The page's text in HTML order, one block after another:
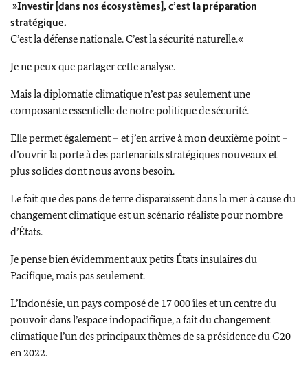
»Investir [dans nos écosystèmes], c’est la préparation
stratégique.
C’est la défense nationale.C’est la sécurité naturelle.«
Je ne peux que partager cette analyse.
Mais la diplomatie climatique n’est pas seulement une
composante essentielle de notre politique de sécurité.
Elle permet également – et j’en arrive à mon deuxième point –
d’ouvrir la porte à des partenariats stratégiques nouveaux et
plus solides dont nous avons besoin.
Le fait que des pans de terre disparaissent dans la mer à cause du
changement climatique est un scénario réaliste pour nombre
d’États.
Je pense bien évidemment aux petits États insulaires du
Pacifique, mais pas seulement.
L’Indonésie, un pays composé de 17 000 îles et un centre du
pouvoir dans l’espace indopacifique, a fait du changement
climatique l’un des principaux thèmes de sa présidence du G20
en 2022.